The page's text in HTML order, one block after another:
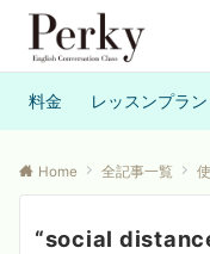
料金 レッスンプラン
Home 全記事一覧
“social